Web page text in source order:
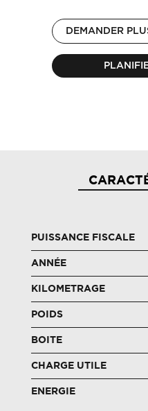
DEMANDER
PUISSANCE FISCALE
ANNÉE
KILOMETRAGE
POIDS
BOITE
CHARGE UTILE
ENERGIE